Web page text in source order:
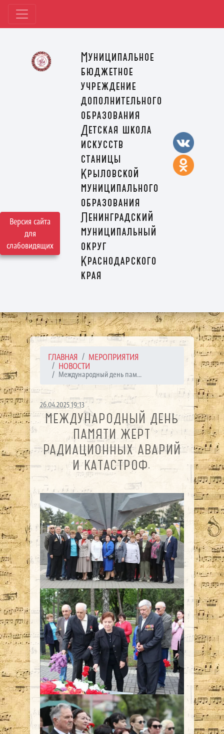
Версия сайта
для
слабовидящих
Муниципальное
бюджетное
учреждение
дополнительного
образования
Детская школа
искусств
станицы
Крыловской
муниципального
образования
Ленинградский
муниципальный
округ
Краснодарского
края
ГЛАВНАЯ
МЕРОПРИЯТИЯ
НОВОСТИ
Международный день пам...
26.04.2025 19:13
МЕЖДУНАРОДНЫЙ ДЕНЬ
ПАМЯТИ ЖЕРТ
РАДИАЦИОННЫХ АВАРИЙ
И КАТАСТРОФ.